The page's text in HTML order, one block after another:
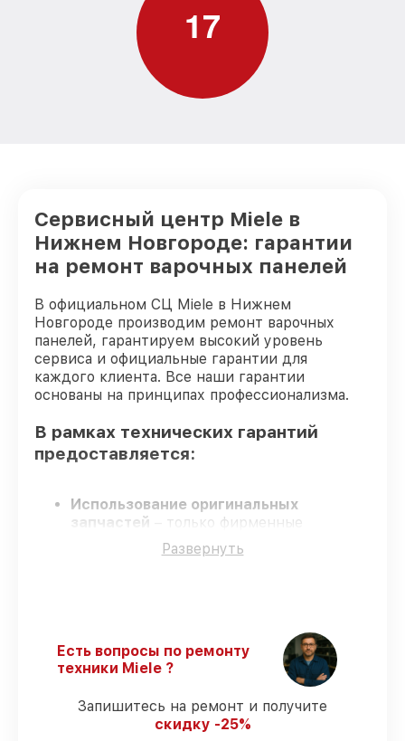
17
Сервисный центр Miele в
Нижнем Новгороде: гарантии
на ремонт варочных панелей
В официальном СЦ Miele в Нижнем
Новгороде производим ремонт варочных
панелей, гарантируем высокий уровень
сервиса и официальные гарантии для
каждого клиента. Все наши гарантии
основаны на принципах профессионализма.
В рамках технических гарантий
предоставляется:
Использование оригинальных
запчастей – только фирменные
комплектующие для сервиса варочных
гарантируем завершение обслуживания
без задержек.
–
официальная гарантия на все виды работ.
Развернуть
Есть вопросы по ремонту
техники Miele ?
Запишитесь на ремонт и получите
скидку -25%